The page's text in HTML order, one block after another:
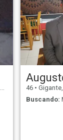
46 • Gigante,
Buscando: